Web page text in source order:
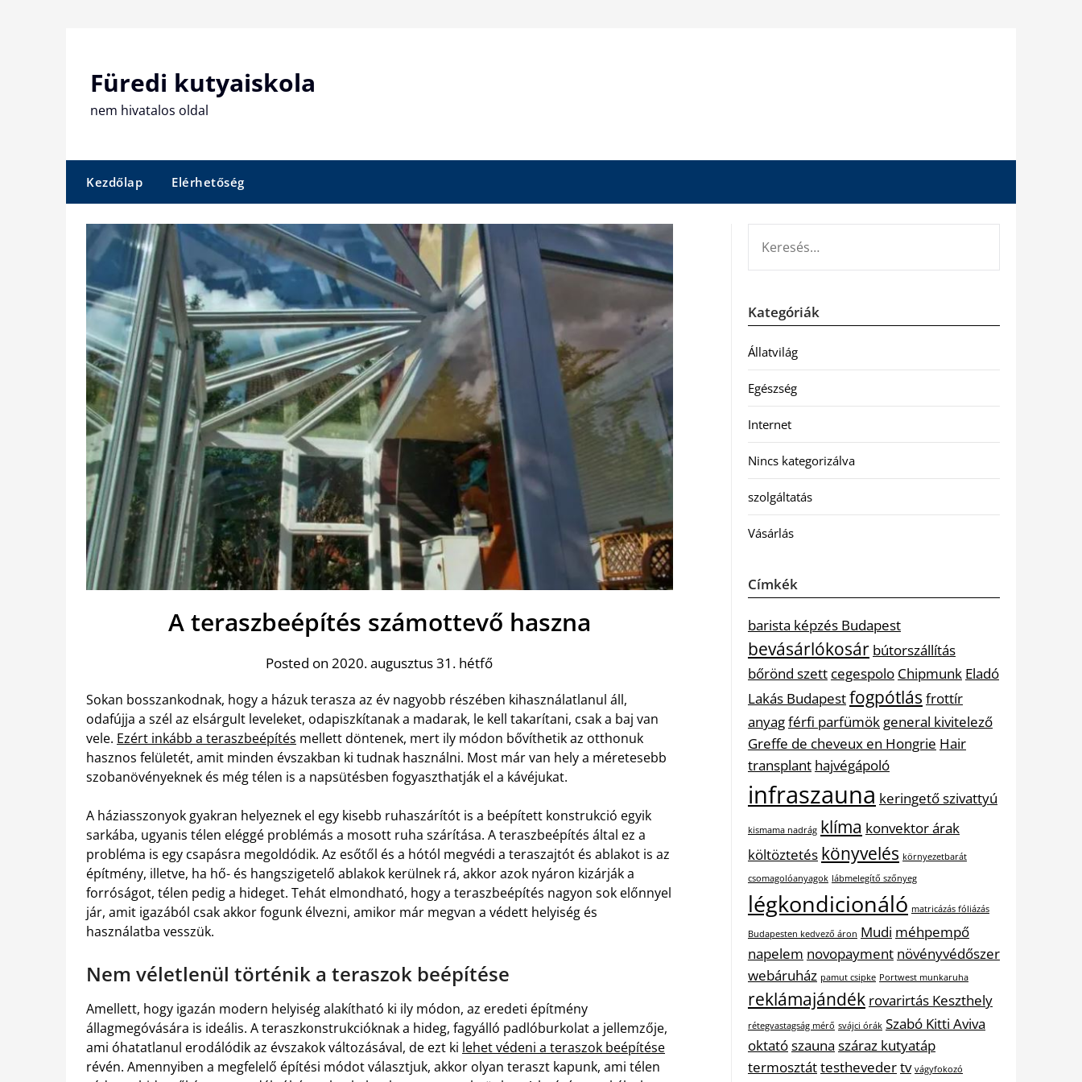
Füredi kutyaiskola
nem hivatalos oldal
Kezdőlap Elérhetőség
A teraszbeépítés számottevő haszna
Posted on 2020. augusztus 31. hétfő
Sokan bosszankodnak, hogy a házuk terasza az év nagyobb részében kihasználatlanul áll,
odafújja a szél az elsárgult leveleket, odapiszkítanak a madarak, le kell takarítani, csak a baj van
vele. Ezért inkább a teraszbeépítés mellett döntenek, mert ily módon bővíthetik az otthonuk
hasznos felületét, amit minden évszakban ki tudnak használni. Most már van hely a méretesebb
szobanövényeknek és még télen is a napsütésben fogyaszthatják el a kávéjukat.
A háziasszonyok gyakran helyeznek el egy kisebb ruhaszárítót is a beépített konstrukció egyik
sarkába, ugyanis télen eléggé problémás a mosott ruha szárítása. A teraszbeépítés által ez a
probléma is egy csapásra megoldódik. Az esőtől és a hótól megvédi a teraszajtót és ablakot is az
építmény, illetve, ha hő- és hangszigetelő ablakok kerülnek rá, akkor azok nyáron kizárják a
forróságot, télen pedig a hideget. Tehát elmondható, hogy a teraszbeépítés nagyon sok előnnyel
jár, amit igazából csak akkor fogunk élvezni, amikor már megvan a védett helyiség és
használatba vesszük.
Nem véletlenül történik a teraszok beépítése
Amellett, hogy igazán modern helyiség alakítható ki ily módon, az eredeti építmény
állagmegóvására is ideális. A teraszkonstrukcióknak a hideg, fagyálló padlóburkolat a jellemzője,
ami óhatatlanul erodálódik az évszakok változásával, de ezt ki lehet védeni a teraszok beépítése
révén. Amennyiben a megfelelő építési módot választjuk, akkor olyan teraszt kapunk, ami télen
Kategóriák
Állatvilág
Egészség
Internet
Nincs kategorizálva
szolgáltatás
Vásárlás
Címkék
barista képzés Budapest
bevásárlókosár bútorszállítás
bőrönd szett cegespolo Chipmunk Eladó
Lakás Budapestfogpótlás frottír
anyagférfi parfümök general kivitelező
Greffe de cheveux en Hongrie Hair
transplant hajvégápoló
infraszauna keringető szivattyú
kismama nadrág klíma konvektor árak
költöztetés könyvelés környezetbarát
csomagolóanyagok lábmelegítő szőnyeg
légkondicionáló matricázás fóliázás
Budapesten kedvező áron Mudi méhpempő
napelem novopayment növényvédőszer
webáruház pamut csipke Portwest munkaruha
reklámajándék rovarirtás Keszthely
rétegvastagság mérő svájci órák Szabó Kitti Aviva
oktatószauna száraz kutyatáp
termosztáttesthevedertv vágyfokozó